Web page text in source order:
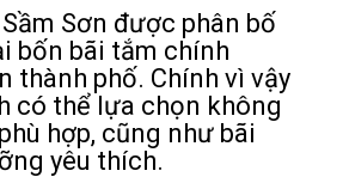
Sơn được phân bố
bốn bãi tắm chính
thành phố. Chính vì vậy
có thể lựa chọn không
hợp, cũng như bãi
yêu thích.